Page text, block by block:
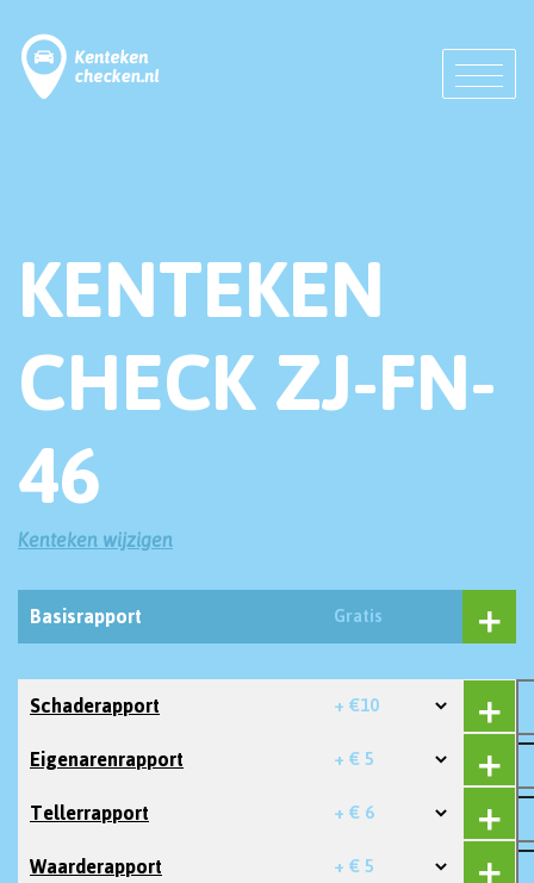
KENTEKEN
CHECK ZJ-FN-
46
Kenteken wijzigen
Basisrapport Gratis
Schaderapport + €10
Eigenarenrapport + € 5
Tellerrapport + € 6
Waarderapport + € 5